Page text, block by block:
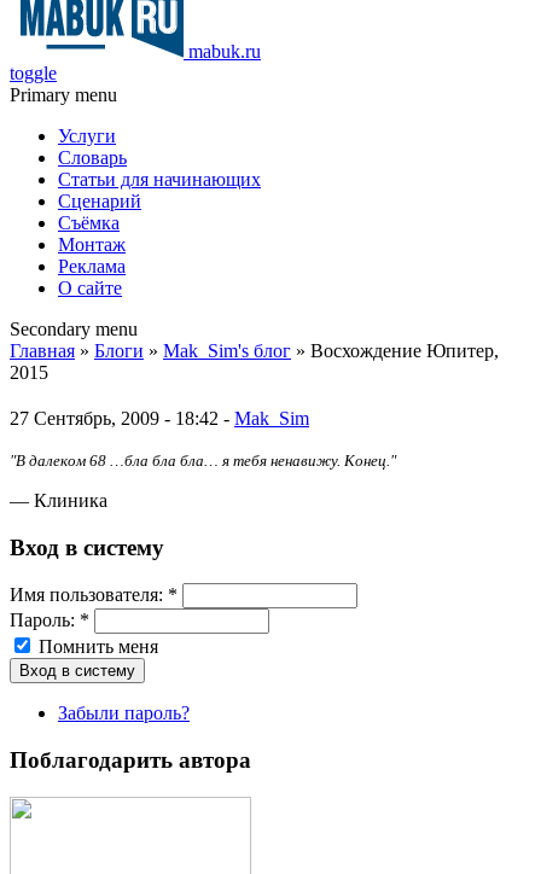
mabuk.ru
toggle
Primary menu
Услуги
Словарь
Статьи для начинающих
Сценарий
Съёмка
Монтаж
Реклама
О сайте
Secondary menu
Главная » Блоги » Mak_Sim's блог » Восхождение Юпитер,
2015
27 Сентябрь, 2009 - 18:42 - Mak_Sim
"В далеком 68 …бла бла бла… я тебя ненавижу. Конец."
— Клиника
Вход в систему
Имя пoльзовaтeля: *
Пароль: *
Помнить меня
Забыли пароль?
Поблагодарить автора